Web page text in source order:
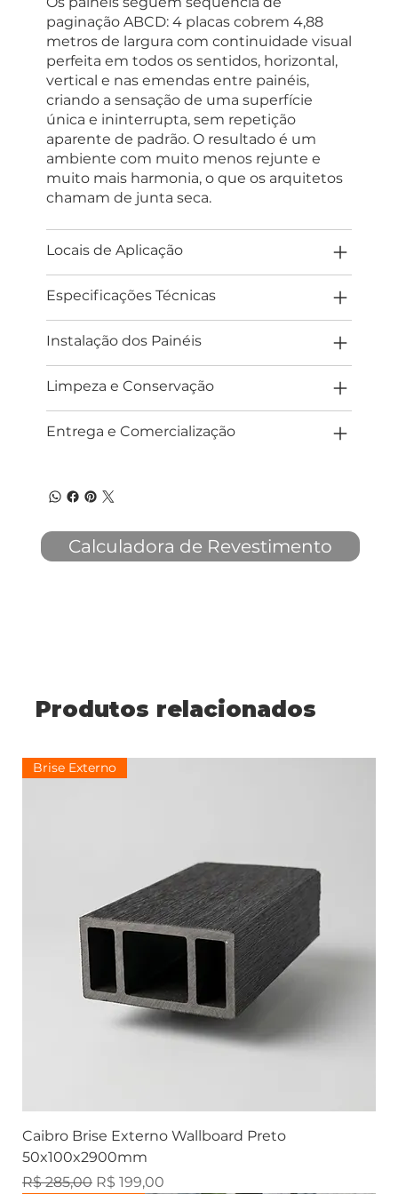
Produtos relacionados
Brise Externo
Caibro Brise Externo Wallboard Preto
50x100x2900mm
Preço normal
R$ 285,00 Preço promocional
R$ 199,00
paginação ABCD: 4 placas cobrem 4,88
metros de largura com continuidade visual
perfeita em todos os sentidos, horizontal,
vertical e nas emendas entre painéis,
criando a sensação de uma superfície
única e ininterrupta, sem repetição
aparente de padrão. O resultado é um
ambiente com muito menos rejunte e
muito mais harmonia, o que os arquitetos
chamam de junta seca.
Locais de Aplicação
Especificações Técnicas
Instalação dos Painéis
Limpeza e Conservação
Entrega e Comercialização
Calculadora de Revestimento